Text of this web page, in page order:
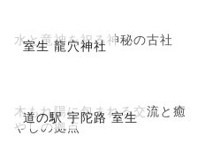
室生 龍穴神社
水と竜神を祀る神秘の古社
道の駅 宇陀路 室生
木もれ陽に包まれる交流と癒
やしの拠点